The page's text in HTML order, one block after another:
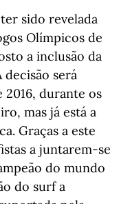
sido revelada
Olímpicos de
a inclusão da
decisão será
2016, durante os
mas já está a
Graças a este
a juntarem-se
do mundo
do surf a